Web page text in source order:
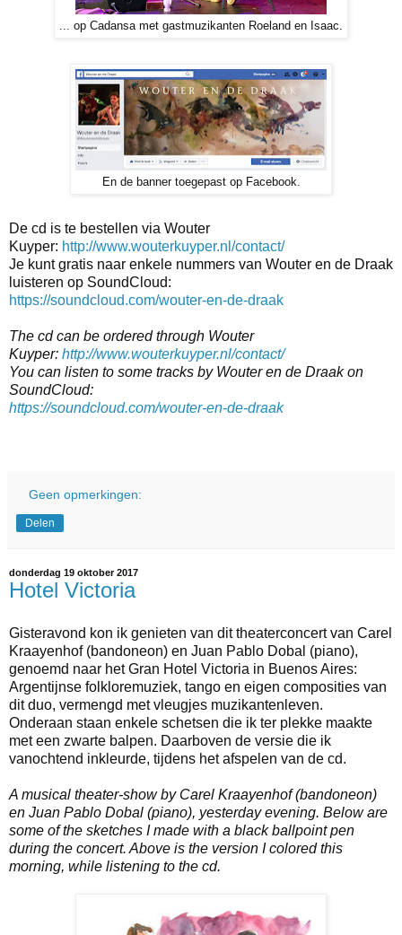
... op Cadansa met gastmuzikanten Roeland en Isaac.
En de banner toegepast op Facebook.
De cd is te bestellen via Wouter
Kuyper: http://www.wouterkuyper.nl/contact/
Je kunt gratis naar enkele nummers van Wouter en de Draak
luisteren op SoundCloud:
https://soundcloud.com/wouter-en-de-draak
The cd can be ordered through Wouter
Kuyper: http://www.wouterkuyper.nl/contact/
You can listen to some tracks by Wouter en de Draak on
SoundCloud:
https://soundcloud.com/wouter-en-de-draak
Geen opmerkingen:
Delen
donderdag 19 oktober 2017
Hotel Victoria
Gisteravond kon ik genieten van dit theaterconcert van Carel
Kraayenhof (bandoneon) en Juan Pablo Dobal (piano),
genoemd naar het Gran Hotel Victoria in Buenos Aires:
Argentijnse folkloremuziek, tango en eigen composities van
dit duo, vermengd met vleugjes muzikantenleven.
Onderaan staan enkele schetsen die ik ter plekke maakte
met een zwarte balpen. Daarboven de versie die ik
vanochtend inkleurde, tijdens het afspelen van de cd.
A musical theater-show by Carel Kraayenhof (bandoneon)
en Juan Pablo Dobal (piano), yesterday evening. Below are
some of the sketches I made with a black ballpoint pen
during the concert. Above is the version I colored this
morning, while listening to the cd.